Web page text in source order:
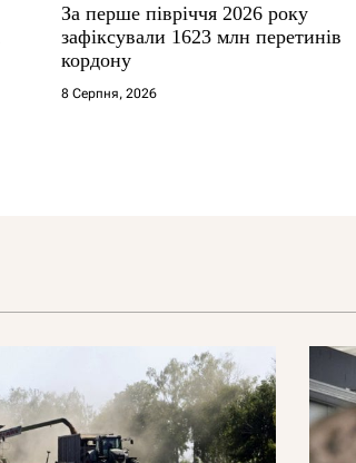
За перше півріччя 2026 року
зафіксували 1623 млн перетинів
кордону
8 Серпня, 2026